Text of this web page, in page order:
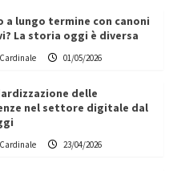
a lungo termine con canoni
La storia oggi è diversa
01/05/2026
delle
nel settore digitale dal
23/04/2026